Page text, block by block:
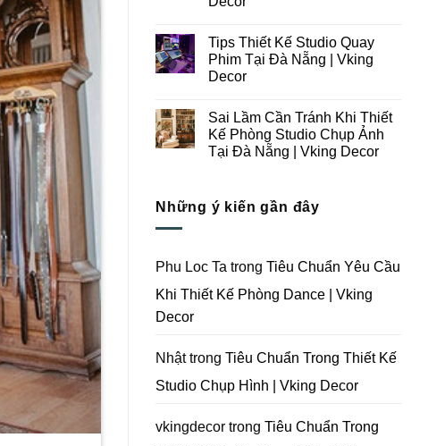
Tại
Vking
Decor
Ý
Kế
Thi
Công
Trọn
Quay
Phim
Tại
Đà
Nẵng
bình
luận
ở
Những
Khi
Thiết
Kế
Thi
Công
Trường
Tại
Vking
Decor
Tips Thiết Kế Studio Quay
Phim Tại Đà Nẵng | Vking
Decor
bình
luận
ở
Tips
Quay
Phim
Vking
Sai Lầm Cần Tránh Khi Thiết
Kế Phòng Studio Chụp Ảnh
Tại Đà Nẵng | Vking Decor
luận
ở
Tránh
Khi
Kế
Tại
Đà
Nẵng
|
Những ý kiến gần đây
Phu Loc Ta trong Tiêu Chuẩn Yêu Cầu
Khi Thiết Kế Phòng Dance | Vking
Decor
Nhậttrong Tiêu Chuẩn Trong Thiết Kế
Studio Chụp Hình | Vking Decor
vkingdecor trong Tiêu Chuẩn Trong